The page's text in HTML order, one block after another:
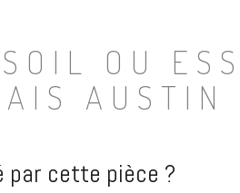
OU
AUSTIN
par cette pièce ?